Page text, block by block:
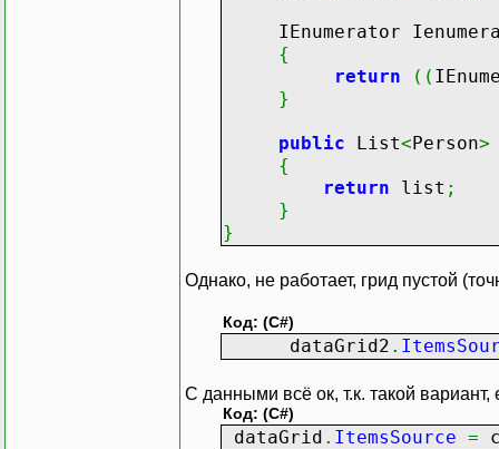
//////////////////
MyConverter:
public
this .column
return ((
public object
{
throw new
}
IEnumerator
{
return
( (
}
public List<Person>
{
return list ;
}
}
Однако, не работает, грид пустой
Код: (C#)
dataGrid2 .
C данными всё ок, т.к. такой вариант,
Код: (C#)
dataGrid . ItemsSource =